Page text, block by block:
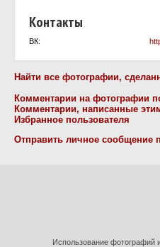
Контакты
ВК:
Найти все фотографии,
Комментарии на фотографии
Комментарии, написанные
Избранное пользователя
Отправить личное сообщение
Использование фотографий